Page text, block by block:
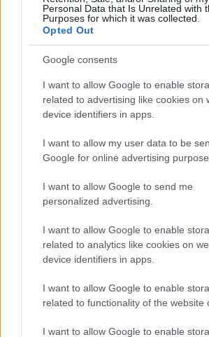
Personal Data that Is Unrelated with
Purposes for which it was collected.
Opted Out
Google consents
I want to allow Google to enable
related to advertising like cookies on
device identifiers in apps.
I want to allow my user data to be
Google for online advertising
I want to allow Google to send me
personalized advertising.
I want to allow Google to enable
related to analytics like cookies on
device identifiers in apps.
I want to allow Google to enable
related to functionality of the website
I want to allow Google to enable
sesong, denne gangen som en av fire
langløpslag Team
Etter åpningshelga i Østerrike
Classics seg til Nord-Italia, der
Lørdag 16. desember er det klart
kilometer lange La Venosta
desember kjøres La Venosta ITT,
med individuell start, som blir
Ski Classics Season XV består av